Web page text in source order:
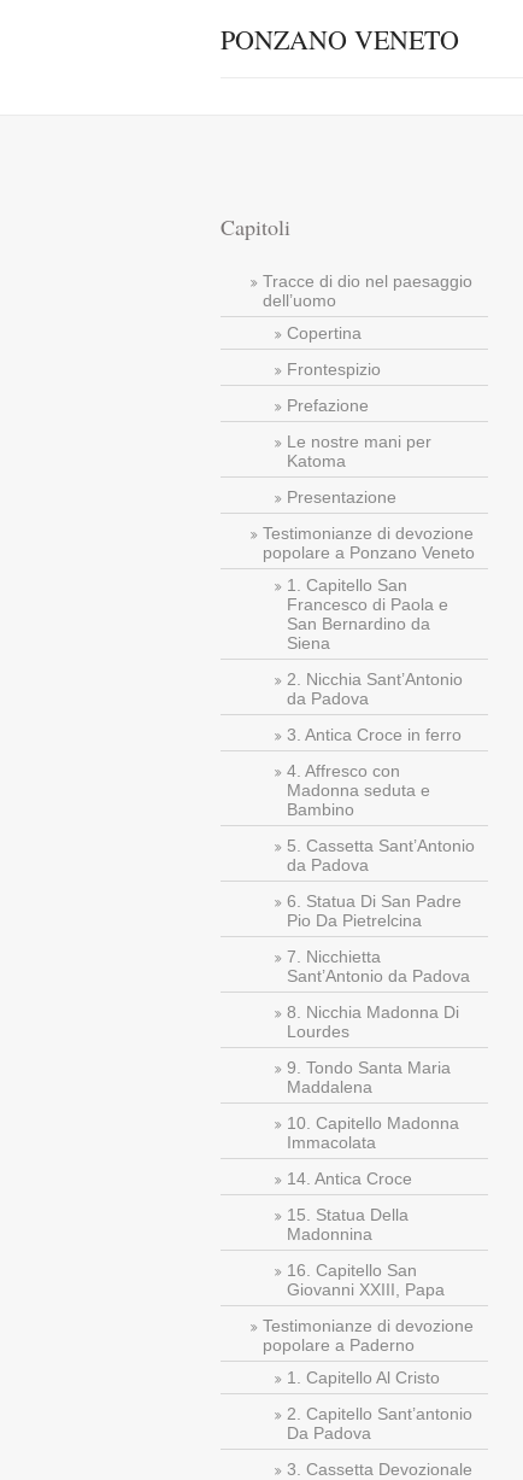
PONZANO VENETO
Capitoli
Tracce di dio nel paesaggio
dell’uomo
Copertina
Frontespizio
Prefazione
Le nostre mani per
Katoma
Presentazione
Testimonianze di devozione
popolare a Ponzano Veneto
1. Capitello San
Francesco di Paola e
San Bernardino da
Siena
2. Nicchia Sant’Antonio
da Padova
3. Antica Croce in ferro
4. Affresco con
Madonna seduta e
Bambino
5. Cassetta Sant’Antonio
da Padova
6. Statua Di San Padre
Pio Da Pietrelcina
7. Nicchietta
Sant’Antonio da Padova
8. Nicchia Madonna Di
Lourdes
9. Tondo Santa Maria
Maddalena
10. Capitello Madonna
Immacolata
14. Antica Croce
15. Statua Della
Madonnina
16. Capitello San
Giovanni XXIII, Papa
Testimonianze di devozione
popolare a Paderno
1. Capitello Al Cristo
2. Capitello Sant’antonio
Da Padova
3. Cassetta Devozionale